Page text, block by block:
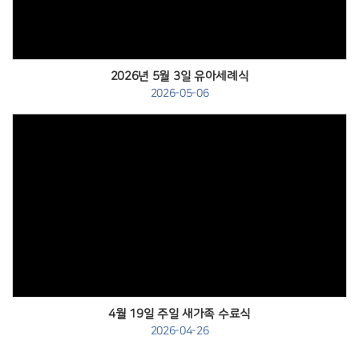
2026년 5월 3일 유아세례식
2026-05-06
4월 19일 주일 새가족 수료식
2026-04-26